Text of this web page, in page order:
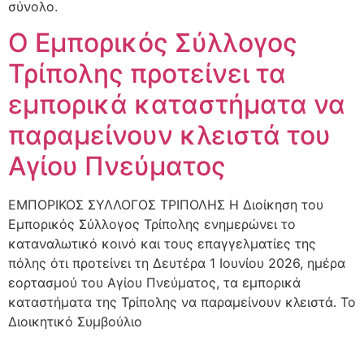
σύνολο.
O Εμπορικός Σύλλογος
Τρίπολης προτείνει τα
εμπορικά καταστήματα να
παραμείνουν κλειστά του
Αγίου Πνεύματος
ΕΜΠΟΡΙΚΟΣ ΣΥΛΛΟΓΟΣ ΤΡΙΠΟΛΗΣ Η Διοίκηση του
Εμπορικός Σύλλογος Τρίπολης ενημερώνει το
καταναλωτικό κοινό και τους επαγγελματίες της
πόλης ότι προτείνει τη Δευτέρα 1 Ιουνίου 2026, ημέρα
εορτασμού του Αγίου Πνεύματος, τα εμπορικά
καταστήματα της Τρίπολης να παραμείνουν κλειστά. Το
Διοικητικό Συμβούλιο